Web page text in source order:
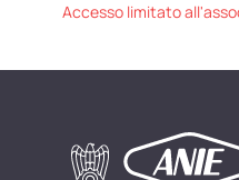
Accesso limitato